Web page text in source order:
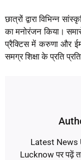
छात्रों द्वारा विभिन्न
का मनोरंजन किया।
प्रैक्टिस में करुणा और
समग्र शिक्षा के प्रति
Latest News
Lucknow पर पढ़ें